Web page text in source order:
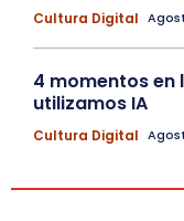
Cultura Digital
4 momentos en
utilizamos IA
Cultura Digital